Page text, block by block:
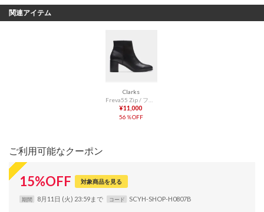
関連アイテム
Clarks
¥11,000
56％OFF
ご利用可能なクーポン
15%OFF 対象商品を見る
期間 8月11日 (火) 23:59まで コード SCYH-SHOP-H0807B